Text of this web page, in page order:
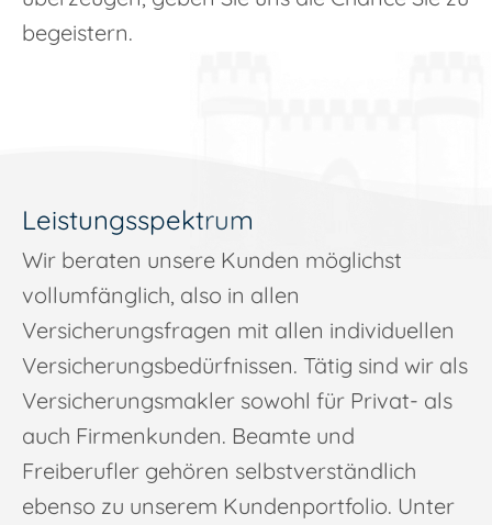
begeistern.
Leistungsspektrum
Wir beraten unsere Kunden möglichst
vollumfänglich, also in allen
Versicherungsfragen mit allen individuellen
Versicherungsbedürfnissen. Tätig sind wir als
Versicherungsmakler sowohl für Privat- als
auch Firmenkunden. Beamte und
Freiberufler gehören selbstverständlich
ebenso zu unserem Kundenportfolio. Unter